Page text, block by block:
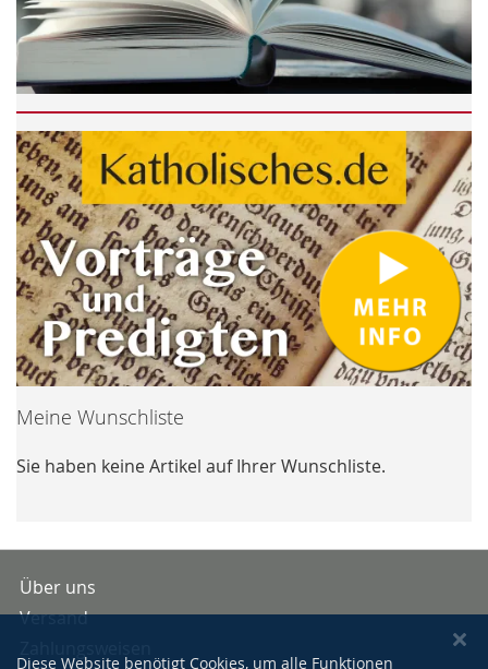
Meine Wunschliste
Sie haben keine Artikel auf Ihrer Wunschliste.
Über uns
Versand
Diese Website benötigt Cookies, um alle Funktionen